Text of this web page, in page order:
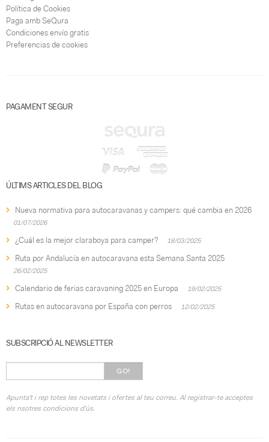
Política de Cookies
Paga amb SeQura
Condiciones envío gratis
Preferencias de cookies
PAGAMENT SEGUR
ÚLTIMS ARTICLES DEL BLOG
Nueva normativa para autocaravanas y campers: qué cambia en 2026
01/07/2026
¿Cuál es la mejor claraboya para camper? 18/03/2025
Ruta por Andalucía en autocaravana esta Semana Santa 2025
26/02/2025
Calendario de ferias caravaning 2025 en Europa 19/02/2025
Rutas en autocaravana por España con perros 12/02/2025
SUBSCRIPCIÓ AL NEWSLETTER
GO!
Apunta't i rep totes les novetats i ofertes al teu correu. Al registrar-te acceptes
els nsotres condicions d'ús.